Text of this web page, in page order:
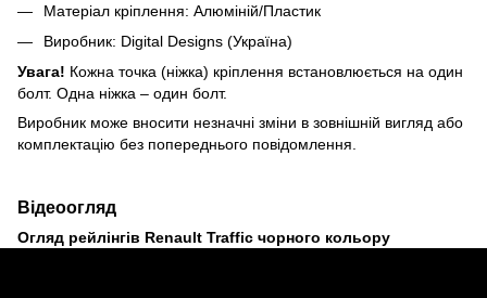
Матеріал кріплення: Алюміній/Пластик
Виробник: Digital Designs (Україна)
Увага! Кожна точка (ніжка) кріплення встановлюється на один
болт. Одна ніжка – один болт.
Виробник може вносити незначні зміни в зовнішній вигляд або
комплектацію без попереднього повідомлення.
Відеоогляд
Огляд рейлінгів Renault Traffic чорного кольору